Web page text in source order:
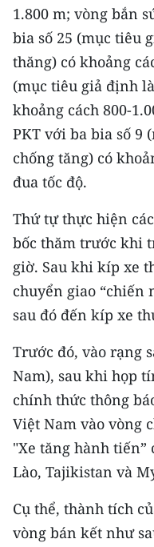
Media Y tế
Media Khoa học -
Media Môi trường
Ảnh
Infographic
TIN ĐỊA PHƯƠNG
Trung du và miền
Đồng bằng sông
Bắc Trung Bộ
Duyên hải Nam
Nguyên
Đông Nam Bộ
Đồng bằng sông
Chuyên trang Hà Nội
1.800 m; vòng bắn
bia số 25 (mục tiêu
thăng) có khoảng
(mục tiêu giả định
khoảng cách 800-
PKT với ba bia số 9
chống tăng) có
đua tốc độ.
Thứ tự thực hiện
bốc thăm trước khi
giờ. Sau khi kíp xe
chuyển giao “chiến
sau đó đến kíp xe
Trước đó, vào rạng
Nam), sau khi họp
chính thức thông
Việt Nam vào vòng
"Xe tăng hành
Lào, Tajikistan và
Cụ thể, thành tích
vòng bán kết như